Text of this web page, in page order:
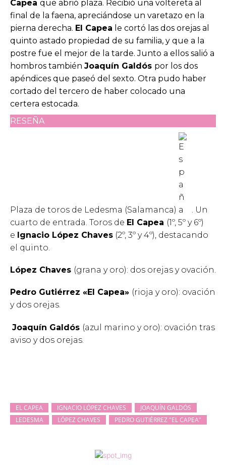
Capea que abrió plaza. Recibió una voltereta al
final de la faena, apreciándose un varetazo en la
pierna derecha. El Capea le cortó las dos orejas al
quinto astado propiedad de su familia, y que a la
postre fue el mejor de la tarde. Junto a ellos salió a
hombros también Joaquín Galdós por los dos
apéndices que paseó del sexto. Otra pudo haber
cortado del tercero de haber colocado una
certera estocada.
RESEÑA
Plaza de toros de Ledesma (Salamanca) . Un
cuarto de entrada. Toros de El Capea (1º, 5º y 6º)
e Ignacio López Chaves (2º, 3º y 4º), destacando
el quinto.
López Chaves (grana y oro): dos orejas y ovación.
Pedro Gutiérrez «El Capea» (rioja y oro): ovación
y dos orejas.
Joaquín Galdós (azul marino y oro): ovación tras
aviso y dos orejas.
EL CAPEA IGNACIO LÓPEZ CHAVES
JOAQUÍN GALDÓS
LEDESMA
LÓPEZ CHAVES PEDRO GUTIÉRREZ "EL CAPEA"